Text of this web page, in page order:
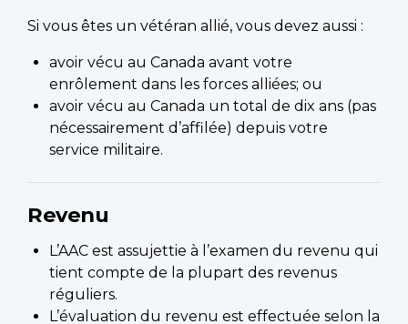
Si vous êtes un vétéran allié, vous devez aussi :
avoir vécu au Canada avant votre
enrôlement dans les forces alliées; ou
avoir vécu au Canada un total de dix ans (pas
nécessairement d’affilée) depuis votre
service militaire.
Revenu
L’AAC est assujettie à l’examen du revenu qui
tient compte de la plupart des revenus
réguliers.
L’évaluation du revenu est effectuée selon la